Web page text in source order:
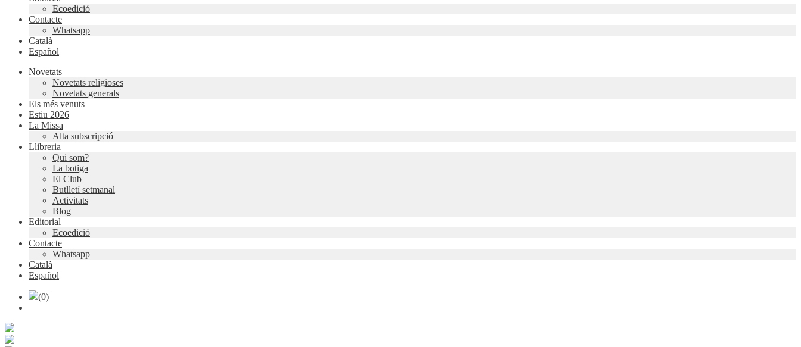
Ecoedició
Contacte
Whatsapp
Català
Español
Novetats
Novetats religioses
Novetats generals
Els més venuts
Estiu 2026
La Missa
Alta subscripció
Llibreria
Qui som?
La botiga
El Club
Butlletí setmanal
Activitats
Blog
Editorial
Ecoedició
Contacte
Whatsapp
Català
Español
(0)